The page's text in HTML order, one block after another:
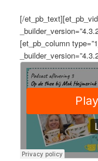
[/
[et_pb_column